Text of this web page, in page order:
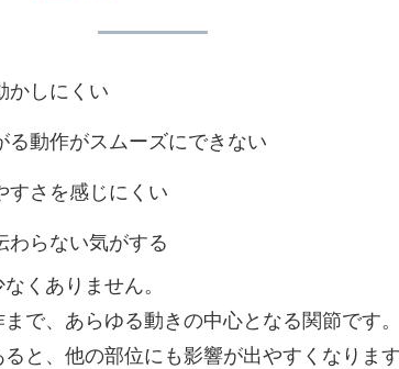
かしにくい
動作がスムーズにできない
すさを感じにくい
わらない気がする
くありません。
で、あらゆる動きの中心となる関節です
と、他の部位にも影響が出やすくなりま